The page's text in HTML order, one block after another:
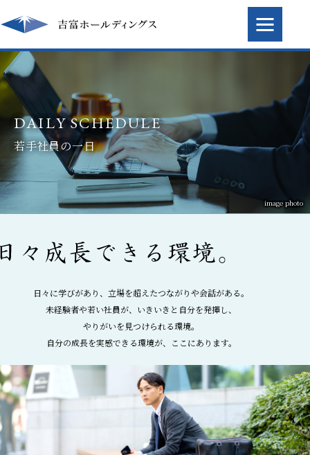
企業情報
トップメッセージ
企業理念
会社概要
決算情報
吉富の歩み（沿革）
グループのご紹介
事業内容
戸建住宅事業
マンション事業
収益用不動産
吉富の取り組み
販売物件・実績一覧
事業実績
自社所有物件一覧
採用情報
職種・制度
若手社員の一日
お問い合わせ・資料請求
プライバシーポリシー
サイトのご利用について
image photo
DAILY SCHEDULE
若手社員の一日
日々に学びがあり、立場を超えたつながりや会話がある。
未経験者や若い社員が、いきいきと自分を発揮し、
やりがいを見つけられる環境。
自分の成長を実感できる環境が、ここにあります。